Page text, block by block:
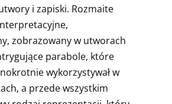
i zapiski. Rozmaite
zobrazowany w utworach
parabole, które
wykorzystywał w
a przede wszystkim